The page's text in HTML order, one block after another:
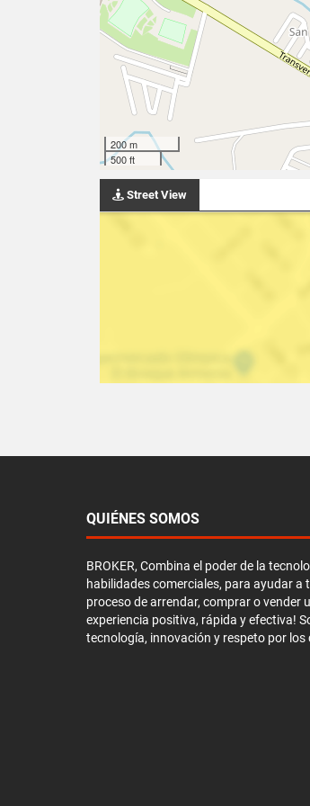
200 m
500 ft
Street View
QUIÉNES SOMOS
BROKER, Combina el poder de la
habilidades comerciales, para ayudar a
proceso de arrendar, comprar o vender
experiencia positiva, rápida y efectiva!
tecnología, innovación y respeto por los